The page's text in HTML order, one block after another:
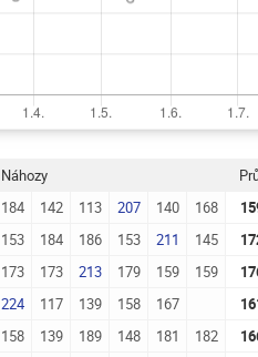
Náhozy
184 142 113 207 140 168
153 184 186 153 211 145
173 173 213 179 159 159
224 117 139 158 167
158 139 189 148 181 182